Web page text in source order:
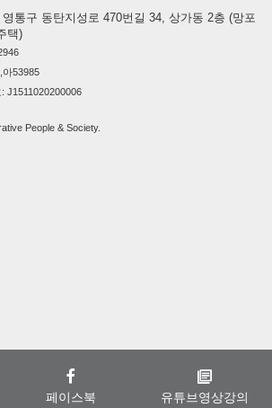
페이스북 유튜브영상강의
통구 동탄지성로 470번길 34, 상가동 2층 (망포
택)
아53985
J1511020200006
People & Society.